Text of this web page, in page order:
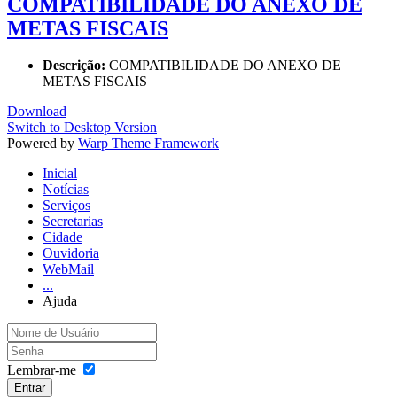
METAS FISCAIS
Descrição: COMPATIBILIDADE DO ANEXO DE
METAS FISCAIS
Download
Switch to Desktop Version
Powered by Warp Theme Framework
Inicial
Notícias
Serviços
Secretarias
Cidade
Ouvidoria
WebMail
...
Ajuda
Lembrar-me
Entrar